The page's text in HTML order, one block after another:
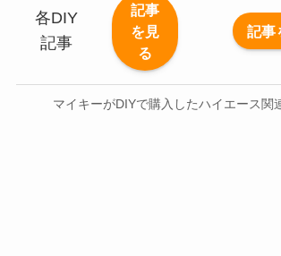
各DIY
記事
記事
を見
る
記事
マイキーがDIYで購入したハイエース関